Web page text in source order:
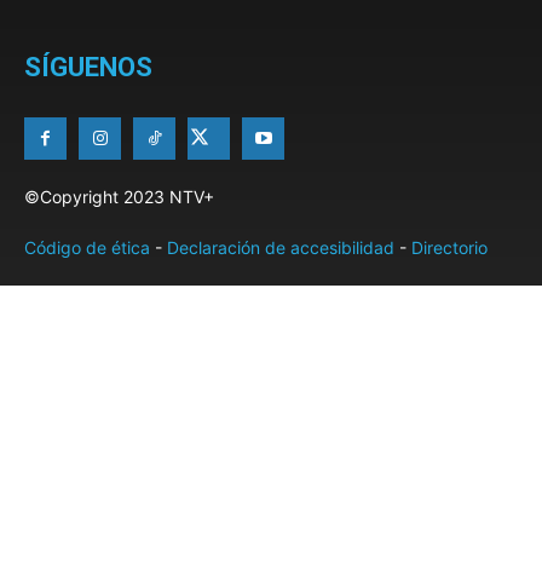
SÍGUENOS
©Copyright 2023 NTV+
Código de ética - Declaración de accesibilidad - Directorio